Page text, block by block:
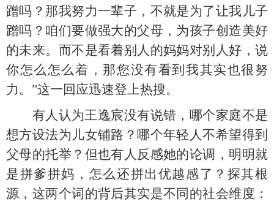
蹭吗？那我努力一辈子，不就是为了让我儿子
蹭吗？咱们要做强大的父母，为孩子创造美好
的未来。而不是看着别人的妈妈对别人好，说
你怎么怎么着，那您没有看到我其实也很努
力。”这一回应迅速登上热搜。
有人认为王逸宸没有说错，哪个家庭不是
想方设法为儿女铺路？哪个年轻人不希望得到
父母的托举？但也有人反感她的论调，明明就
是拼爹拼妈，怎么还拼出优越感了？探其根
源，这两个词的背后其实是不同的社会维度：